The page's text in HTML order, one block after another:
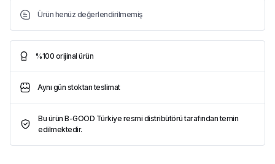
Ürün henüz değerlendirilmemiş
%100 orijinal ürün
Aynı gün stoktan teslimat
Bu ürün B-GOOD Türkiye resmi distribütörü tarafından temin
edilmektedir.